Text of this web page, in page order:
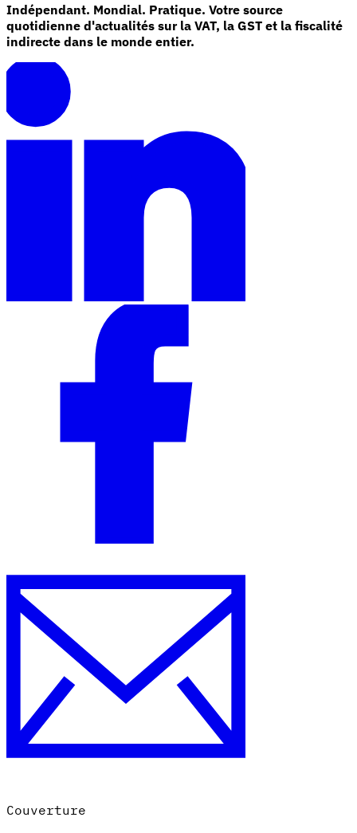
Indépendant. Mondial. Pratique. Votre source
quotidienne d'actualités sur la VAT, la GST et la fiscalité
indirecte dans le monde entier.
Couverture